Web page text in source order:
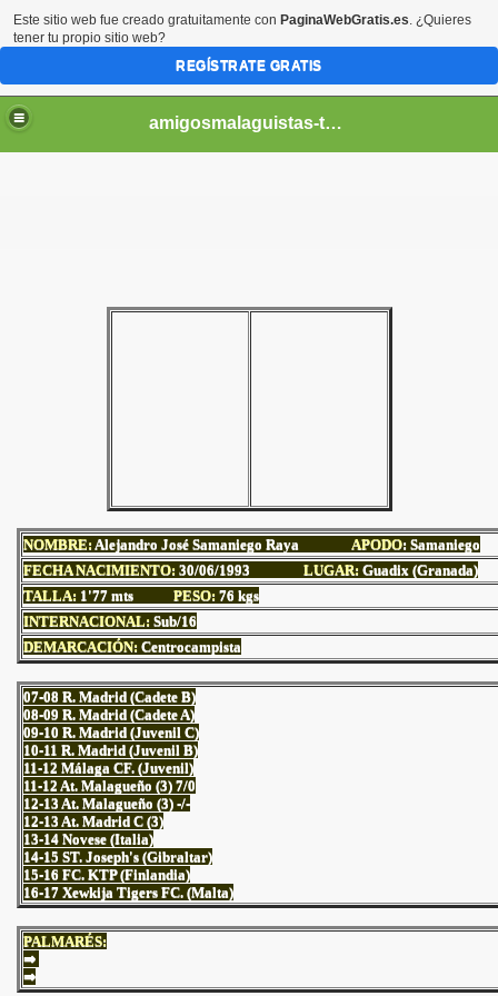
amigosmalaguistas-temporadas
NOMBRE: Alejandro José Samaniego Raya APODO: Samaniego
FECHA NACIMIENTO: 30/06/1993 LUGAR: Guadix (Granada)
TALLA: 1'77 mts PESO: 76 kgs
INTERNACIONAL: Sub/16
DEMARCACIÓN: Centrocampista
07-08 R. Madrid (Cadete B)
08-09 R. Madrid (Cadete A)
09-10 R. Madrid (Juvenil C)
10-11 R. Madrid (Juvenil B)
11-12 Málaga CF. (Juvenil)
11-12 At. Malagueño (3) 7/0
12-13 At. Malagueño (3) -/-
12-13 At. Madrid C (3)
13-14 Novese (Italia)
14-15 ST. Joseph's (Gibraltar)
15-16 FC. KTP (Finlandia)
16-17 Xewkija Tigers FC. (Malta)
PALMARÉS:
⇒
⇒
Este sitio web fue creado gratuitamente con PaginaWebGratis.es. ¿Quieres
tener tu propio sitio web?
REGÍSTRATE GRATIS